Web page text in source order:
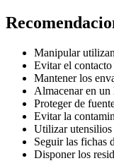
Manipular
Evitar el
Mantener los
Almacenar en un
Proteger de
Evitar la
Utilizar utensilios
Seguir las fichas
Disponer los